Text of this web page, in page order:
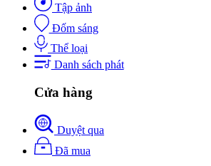
Tập ảnh
Đốm sáng
Thể loại
Danh sách phát
Cửa hàng
Duyệt qua
Đã mua